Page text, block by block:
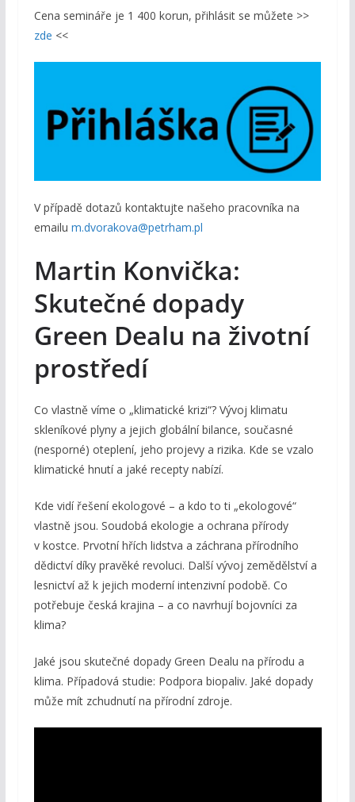
Cena semináře je 1 400 korun, přihlásit se můžete >>
zde <<
V případě dotazů kontaktujte našeho pracovníka na
emailu m.dvorakova@petrham.pl
Martin Konvička:
Skutečné dopady
Green Dealu na životní
prostředí
Co vlastně víme o „klimatické krizi“? Vývoj klimatu
skleníkové plyny a jejich globální bilance, současné
(nesporné) oteplení, jeho projevy a rizika. Kde se vzalo
klimatické hnutí a jaké recepty nabízí.
Kde vidí řešení ekologové – a kdo to ti „ekologové“
vlastně jsou. Soudobá ekologie a ochrana přírody
v kostce. Prvotní hřích lidstva a záchrana přírodního
dědictví díky pravěké revoluci. Další vývoj zemědělství a
lesnictví až k jejich moderní intenzivní podobě. Co
potřebuje česká krajina – a co navrhují bojovníci za
klima?
Jaké jsou skutečné dopady Green Dealu na přírodu a
klima. Případová studie: Podpora biopaliv. Jaké dopady
může mít zchudnutí na přírodní zdroje.